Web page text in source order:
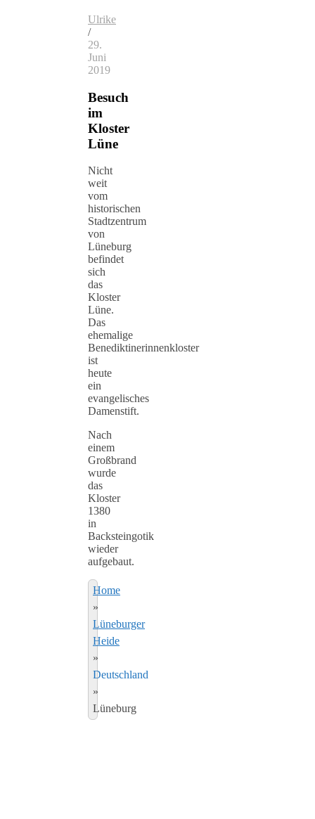
Ulrike
/
29.
Juni
2019
Besuch
im
Kloster
Lüne
Nicht
weit
vom
historischen
Stadtzentrum
von
Lüneburg
befindet
sich
das
Kloster
Lüne.
Das
ehemalige
Benediktinerinnenkloster
ist
heute
ein
evangelisches
Damenstift.
Nach
einem
Großbrand
wurde
das
Kloster
1380
in
Backsteingotik
wieder
aufgebaut.
Home
»
Lüneburger
Heide
»
Deutschland
»
Lüneburg